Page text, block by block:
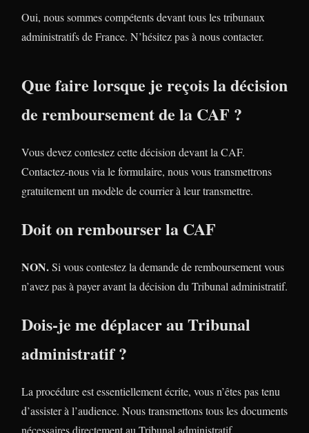
Oui, nous sommes compétents devant tous les tribunaux
administratifs de France. N’hésitez pas à nous contacter.
Que faire lorsque je reçois la décision
de remboursement de la CAF ?
Vous devez contestez cette décision devant la CAF.
Contactez-nous via le formulaire, nous vous transmettrons
gratuitement un modèle de courrier à leur transmettre.
Doit on rembourser la CAF
NON.Si vous contestez la demande de remboursement vous
n’avez pas à payer avant la décision du Tribunal administratif.
Dois-je me déplacer au Tribunal
administratif ?
La procédure est essentiellement écrite, vous n’êtes pas tenu
d’assister à l’audience. Nous transmettons tous les documents
nécessaires directement au Tribunal administratif.